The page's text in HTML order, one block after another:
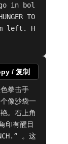
in bol
TO
left. H
拳击手
像沙袋一
。右上角
印有醒目
。这
/ 复制